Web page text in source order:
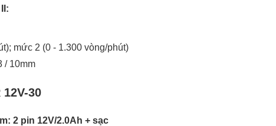
mức 2 (0 - 1.300 vòng/phút)
/ 10mm
30
2 pin 12V/2.0Ah + sạc